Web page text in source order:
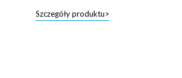
Szczegóły produktu>